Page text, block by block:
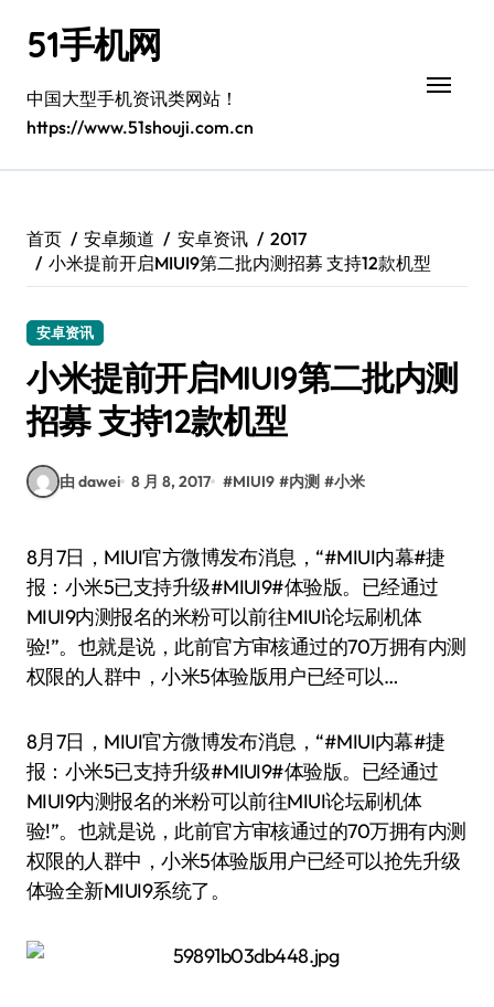
51手机网
中国大型手机资讯类网站！
https://www.51shouji.com.cn
首页 安卓频道 安卓资讯
2017
小米提前开启MIUI9第二批内测招募 支持12款机型
安卓资讯
小米提前开启MIUI9第二批内测
招募 支持12款机型
由 dawei 8 月 8, 2017 #MIUI9 #内测 #小米
8月7日，MIUI官方微博发布消息，“#MIUI内幕#捷
报：小米5已支持升级#MIUI9#体验版。已经通过
MIUI9内测报名的米粉可以前往MIUI论坛刷机体
验!”。也就是说，此前官方审核通过的70万拥有内测
权限的人群中，小米5体验版用户已经可以…
8月7日，MIUI官方微博发布消息，“#MIUI内幕#捷
报：小米5已支持升级#MIUI9#体验版。已经通过
MIUI9内测报名的米粉可以前往MIUI论坛刷机体
验!”。也就是说，此前官方审核通过的70万拥有内测
权限的人群中，小米5体验版用户已经可以抢先升级
体验全新MIUI9系统了。